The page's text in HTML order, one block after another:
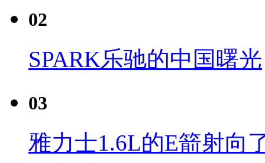
02
SPARK乐驰的中国曙光
03
雅力士1.6L的E箭射向